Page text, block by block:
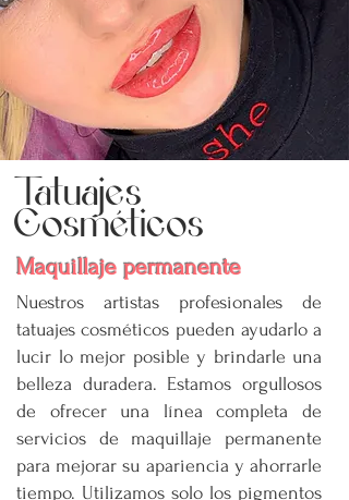
Tatuajes
Cosméticos
Maquillaje permanente
Nuestros artistas profesionales de
tatuajes cosméticos pueden ayudarlo a
lucir lo mejor posible y brindarle una
belleza duradera. Estamos orgullosos
de ofrecer una línea completa de
servicios de maquillaje permanente
para mejorar su apariencia y ahorrarle
tiempo. Utilizamos solo los pigmentos